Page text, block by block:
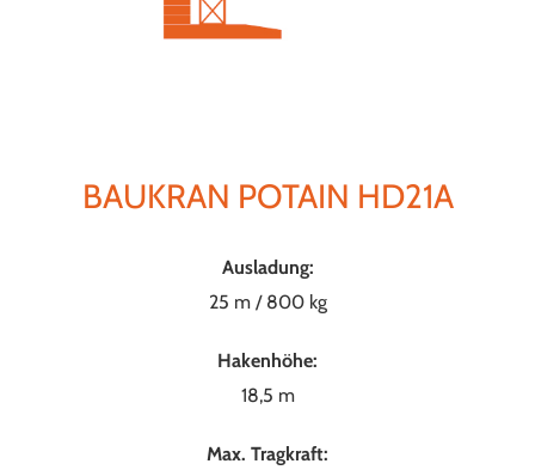
BAUKRAN POTAIN HD21A
Ausladung:
25 m / 800 kg
Hakenhöhe:
18,5 m
Max. Tragkraft: